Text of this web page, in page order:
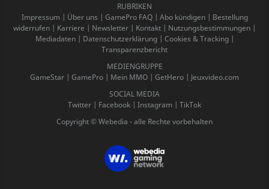
RUBRIKEN
Impressum| Über uns | GamePro FAQ| Abo kündigen| Bestellung
widerrufen | Karriere | Newsletter | Kontakt | Nutzungsbestimmungen |
Mediadaten| Datenschutzerklärung| Cookies & Tracking|
Transparenzbericht
MEDIENGRUPPE
GameStar | GamePro | Mein MMO | GetHero | Jeuxvideo.com
SOCIAL MEDIA
Twitter | Facebook | Instagram | TikTok
Copyright © Webedia - alle Rechte vorbehalten